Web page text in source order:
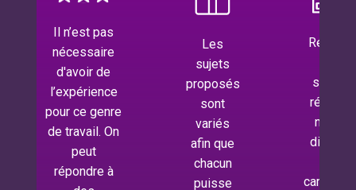
rémunérés
n’est pas
ils se
caractérisent
Il est
possible de
faire partie
d’un panel
de sondage
même si
l’on est
inscrit sur
Les
sont
souvent
liées à des
questions
services et